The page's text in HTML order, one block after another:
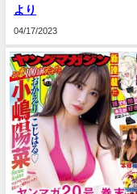
より
04/17/2023